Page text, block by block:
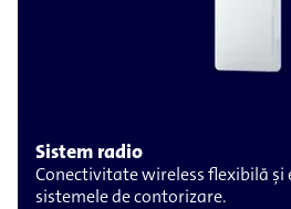
Sistem radio
Conectivitate wireless flexibilă și
sistemele de contorizare.